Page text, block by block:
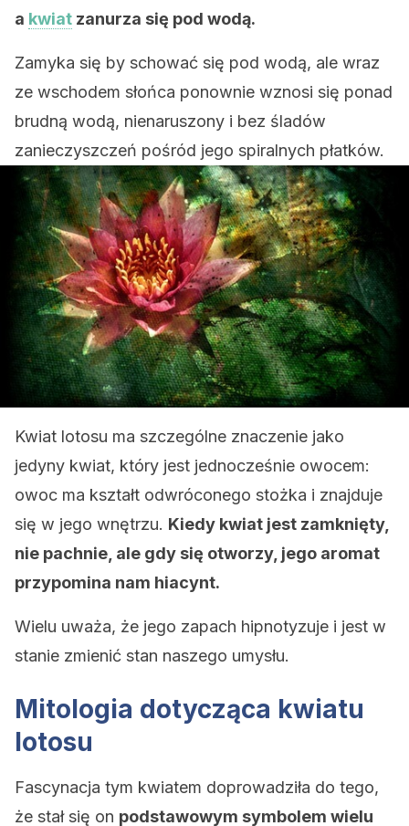
a kwiat zanurza się pod wodą.
Zamyka się by schować się pod wodą, ale wraz
ze wschodem słońca ponownie wznosi się ponad
brudną wodą, nienaruszony i bez śladów
zanieczyszczeń pośród jego spiralnych płatków.
Kwiat lotosu ma szczególne znaczenie jako
jedyny kwiat, który jest jednocześnie owocem:
owoc ma kształt odwróconego stożka i znajduje
się w jego wnętrzu. Kiedy kwiat jest zamknięty,
nie pachnie, ale gdy się otworzy, jego aromat
przypomina nam hiacynt.
Wielu uważa, że ​​jego zapach hipnotyzuje i jest w
stanie zmienić stan naszego umysłu.
Mitologia dotycząca kwiatu
lotosu
Fascynacja tym kwiatem doprowadziła do tego,
że stał się on podstawowym symbolem wielu